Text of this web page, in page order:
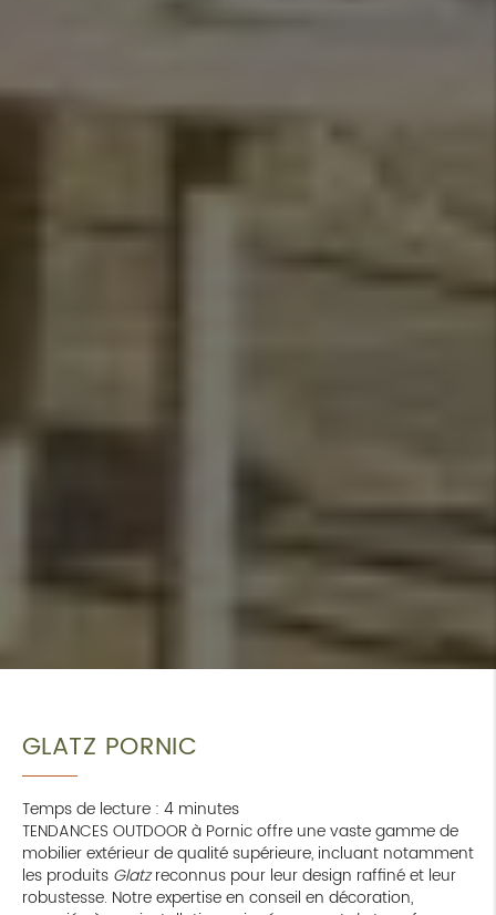
GLATZ PORNIC
Temps de lecture : 4 minutes
TENDANCES OUTDOOR à Pornic offre une vaste gamme de
mobilier extérieur de qualité supérieure, incluant notamment
les produits Glatzreconnus pour leur design raffiné et leur
robustesse. Notre expertise en conseil en décoration,